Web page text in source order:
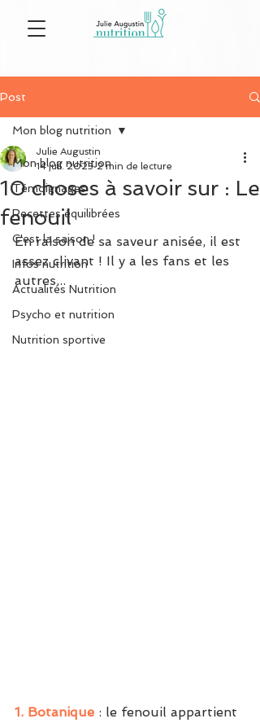
Post
Mon blog nutrition
Témoignages
Recettes équilibrées
C'est la saison !
Infos nutrition
Actualités Nutrition
Psycho et nutrition
Nutrition sportive
Mon blog nutrition
10 choses à savoir sur : Le
fenouil
Julie Augustin
14 juil. 2023 2 min de lecture
En raison de sa saveur anisée, il est
assez clivant ! Il y a les fans et les
autres...
1. Botanique : le fenouil appartient